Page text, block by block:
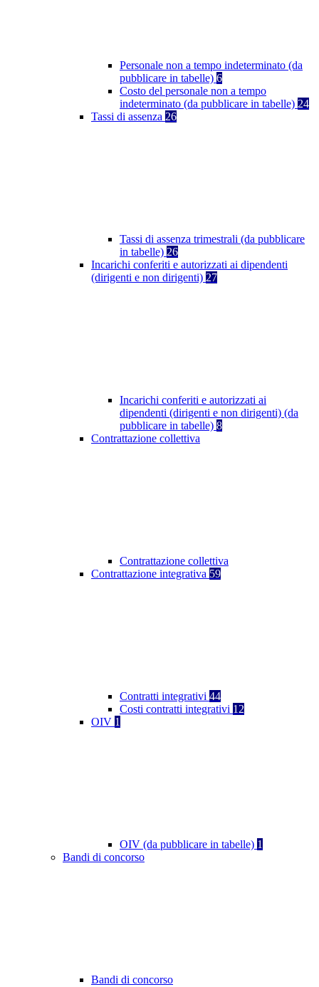
Personale non a tempo indeterminato (da
pubblicare in tabelle) 6
Costo del personale non a tempo
indeterminato (da pubblicare in tabelle) 24
Tassi di assenza 26
Tassi di assenza trimestrali (da pubblicare
in tabelle) 26
Incarichi conferiti e autorizzati ai dipendenti
(dirigenti e non dirigenti) 27
Incarichi conferiti e autorizzati ai
dipendenti (dirigenti e non dirigenti) (da
pubblicare in tabelle) 8
Contrattazione collettiva
Contrattazione collettiva
Contrattazione integrativa 59
Contratti integrativi 44
Costi contratti integrativi 12
OIV 1
OIV (da pubblicare in tabelle) 1
Bandi di concorso
Bandi di concorso